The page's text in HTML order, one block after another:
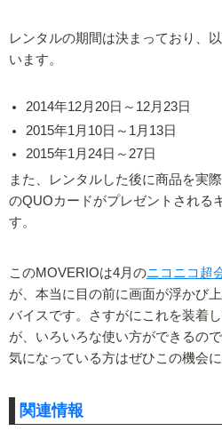
レンタルの期間は決まっており、
います。
2014年12月20日～12月23日
2015年1月10日～1月13日
2015年1月24日～27日
また、レンタルした後に商品を実
のQUOカードがプレゼントされる
す。
このMOVERIOは4月のニコニコ超
が、本当に目の前に画面が浮かび
バイスです。さすがにこれを装着
が、いろいろな使い方ができるの
気になっている方はぜひこの機会
関連情報